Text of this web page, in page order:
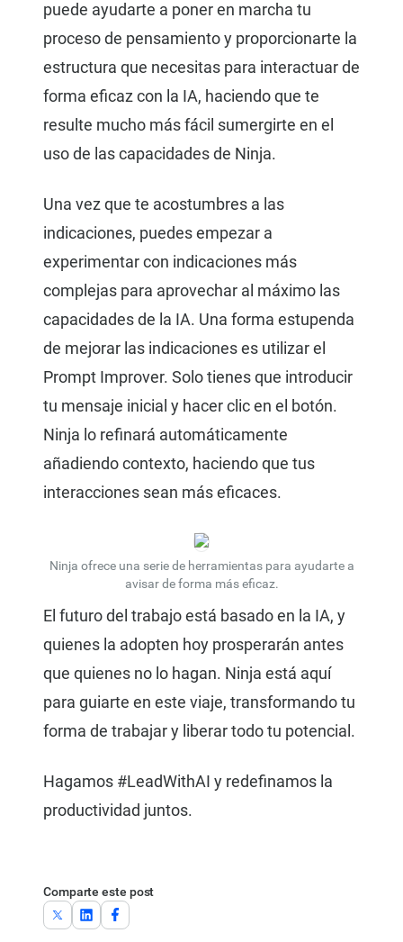
puede ayudarte a poner en marcha tu
proceso de pensamiento y proporcionarte la
estructura que necesitas para interactuar de
forma eficaz con la IA, haciendo que te
resulte mucho más fácil sumergirte en el
uso de las capacidades de Ninja.
Una vez que te acostumbres a las
indicaciones, puedes empezar a
experimentar con indicaciones más
complejas para aprovechar al máximo las
capacidades de la IA. Una forma estupenda
de mejorar las indicaciones es utilizar el
Prompt Improver. Solo tienes que introducir
tu mensaje inicial y hacer clic en el botón.
Ninja lo refinará automáticamente
añadiendo contexto, haciendo que tus
interacciones sean más eficaces.
Ninja ofrece una serie de herramientas para ayudarte a
avisar de forma más eficaz.
El futuro del trabajo está basado en la IA, y
quienes la adopten hoy prosperarán antes
que quienes no lo hagan. Ninja está aquí
para guiarte en este viaje, transformando tu
forma de trabajar y liberar todo tu potencial.
Hagamos #LeadWithAI y redefinamos la
productividad juntos.
Comparte este post